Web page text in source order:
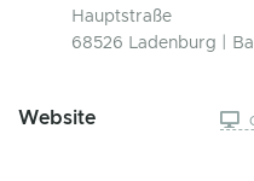
Hauptstraße
68526 Ladenburg |
Website